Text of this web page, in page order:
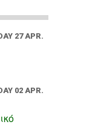
27 APR.
02 APR.